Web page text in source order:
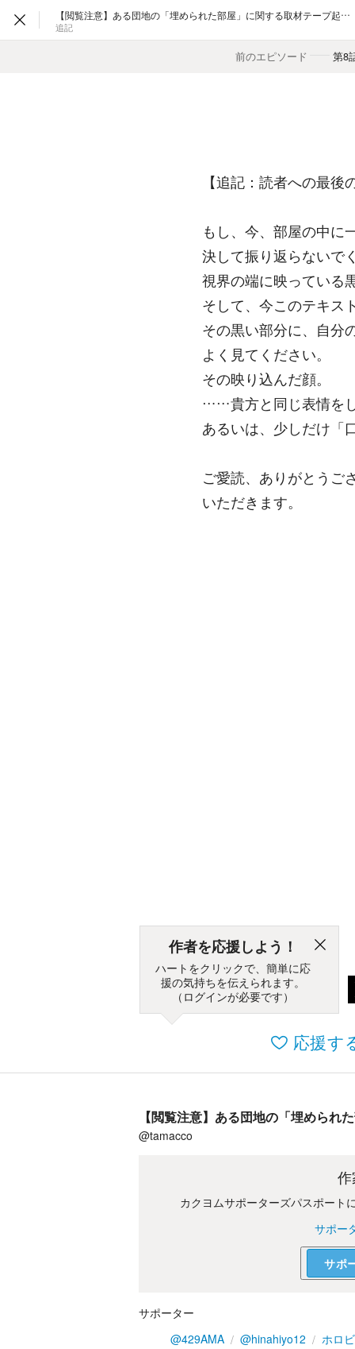
【閲覧注意】ある団地の「埋められた部屋」に関する取材テープ起こし
追記
前のエピソード
―― 第8
【追記：読者への最後
もし、今、部屋の中に
決して振り返らないで
視界の端に映っている
そして、今このテキス
その黒い部分に、自分
よく見てください。
その映り込んだ顔。
……貴方と同じ表情を
あるいは、少しだけ「
ご愛読、ありがとうご
いただきます。
作者を応援しよう！
ハートをクリックで、簡単に応
援の気持ちを伝えられます。
（ログインが必要です）
応援す
【閲覧注意】ある団地の「埋められ
@tamacco
カクヨムサポーターズパスポート
サポー
サポ
サポーター
@429AMA
@hinahiyo12 ホロ